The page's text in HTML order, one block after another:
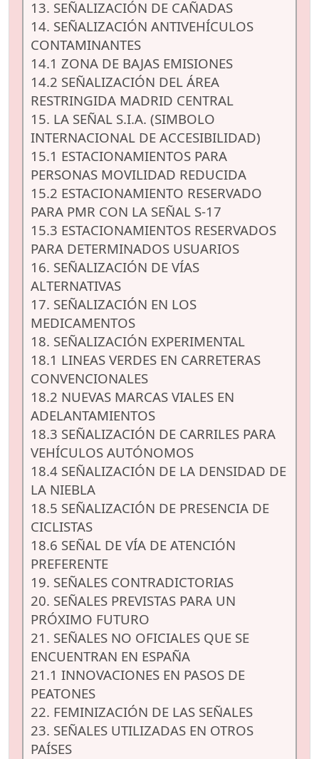
13. SEÑALIZACIÓN DE CAÑADAS
14. SEÑALIZACIÓN ANTIVEHÍCULOS
CONTAMINANTES
14.1 ZONA DE BAJAS EMISIONES
14.2 SEÑALIZACIÓN DEL ÁREA
RESTRINGIDA MADRID CENTRAL
15. LA SEÑAL S.I.A. (SIMBOLO
INTERNACIONAL DE ACCESIBILIDAD)
15.1 ESTACIONAMIENTOS PARA
PERSONAS MOVILIDAD REDUCIDA
15.2 ESTACIONAMIENTO RESERVADO
PARA PMR CON LA SEÑAL S-17
15.3 ESTACIONAMIENTOS RESERVADOS
PARA DETERMINADOS USUARIOS
16. SEÑALIZACIÓN DE VÍAS
ALTERNATIVAS
17. SEÑALIZACIÓN EN LOS
MEDICAMENTOS
18. SEÑALIZACIÓN EXPERIMENTAL
18.1 LINEAS VERDES EN CARRETERAS
CONVENCIONALES
18.2 NUEVAS MARCAS VIALES EN
ADELANTAMIENTOS
18.3 SEÑALIZACIÓN DE CARRILES PARA
VEHÍCULOS AUTÓNOMOS
18.4 SEÑALIZACIÓN DE LA DENSIDAD DE
LA NIEBLA
18.5 SEÑALIZACIÓN DE PRESENCIA DE
CICLISTAS
18.6 SEÑAL DE VÍA DE ATENCIÓN
PREFERENTE
19. SEÑALES CONTRADICTORIAS
20. SEÑALES PREVISTAS PARA UN
PRÓXIMO FUTURO
21. SEÑALES NO OFICIALES QUE SE
ENCUENTRAN EN ESPAÑA
21.1 INNOVACIONES EN PASOS DE
PEATONES
22. FEMINIZACIÓN DE LAS SEÑALES
23. SEÑALES UTILIZADAS EN OTROS
PAÍSES